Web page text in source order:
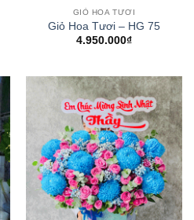
GIỎ HOA TƯƠI
Giỏ Hoa Tươi – HG 75
4.950.000₫